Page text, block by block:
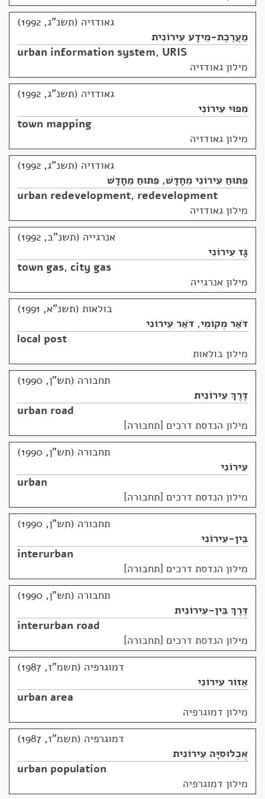
גאודזיה (תשנ"ג, 1992)
מַעֲרֶכֶת-מֵידָע עִירוֹנִית
urban information system, URIS
מילון גאודזיה
גאודזיה (תשנ"ג, 1992)
מִפּוּי עִירוֹנִי
town mapping
מילון גאודזיה
גאודזיה (תשנ"ג, 1992)
פִּתּוּחַ עִירוֹנִי מֵחָדָשׁ, פִּתּוּחַ מֵחָדָשׁ
urban redevelopment, redevelopment
מילון גאודזיה
אנרגייה (תשנ"ב, 1992)
גָּז עִירוֹנִי
town gas, city gas
מילון אנרגייה
בולאות (תשנ"א, 1991)
דֹּאַר מְקוֹמִי, דֹּאַר עִירוֹנִי
local post
מילון בולאות
תחבורה (תש"ן, 1990)
דֶּרֶךְ עִירוֹנִית
urban road
מילון הנדסת דרכים [תחבורה]
תחבורה (תש"ן, 1990)
עִירוֹנִי
urban
מילון הנדסת דרכים [תחבורה]
תחבורה (תש"ן, 1990)
בֵּין-עִירוֹנִי
interurban
מילון הנדסת דרכים [תחבורה]
תחבורה (תש"ן, 1990)
דֶּרֶךְ בֵּין-עִירוֹנִית
interurban road
מילון הנדסת דרכים [תחבורה]
דמוגרפיה (תשמ"ז, 1987)
אֵזוֹר עִירוֹנִי
urban area
מילון דמוגרפיה
דמוגרפיה (תשמ"ז, 1987)
אֻכְלוּסִיָּה עִירוֹנִית
urban population
מילון דמוגרפיה